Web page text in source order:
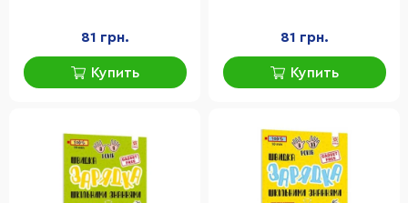
81 грн.
Купить
81 грн.
Купить